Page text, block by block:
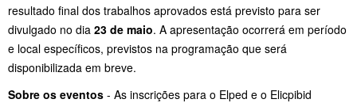
resultado final dos trabalhos aprovados está previsto para ser
divulgado no dia 23 de maio. A apresentação ocorrerá em período
e local específicos, previstos na programação que será
disponibilizada em breve.
Sobre os eventos - As inscrições para o Elped e o Elicpibid